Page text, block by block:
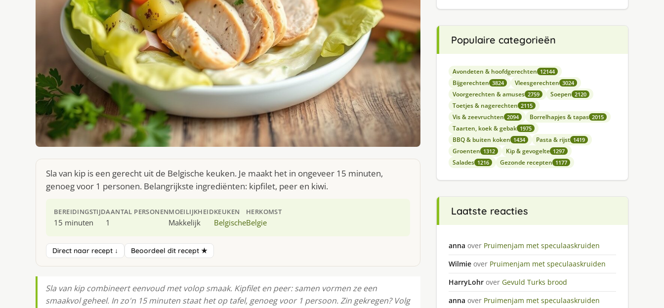
Sla van kip is een gerecht uit de Belgische keuken. Je maakt het in ongeveer 15 minuten,
genoeg voor 1 personen. Belangrijkste ingrediënten: kipfilet, peer en kiwi.
BEREIDINGSTIJD
15 minuten
AANTAL PERSONEN
1
MOEILIJKHEID
Makkelijk
KEUKEN
Belgische
HERKOMST
Belgie
Direct naar recept ↓ Beoordeel dit recept ★
Sla van kip combineert eenvoud met volop smaak. Kipfilet en peer: samen vormen ze een
smaakvol geheel. In zo'n 15 minuten staat het op tafel, genoeg voor 1 persoon. Zin gekregen? Volg
Populaire categorieën
Avondeten & hoofdgerechten 12144
Bijgerechten 3824 Vleesgerechten 3024
Voorgerechten & amuses 2759 Soepen 2120
Toetjes & nagerechten 2115
Vis & zeevruchten 2094 Borrelhapjes & tapas 2015
Taarten, koek & gebak 1975
BBQ & buiten koken 1434 Pasta & rijst 1419
Groenten 1312 Kip & gevogelte 1297
Salades 1216 Gezonde recepten 1177
Laatste reacties
anna over Pruimenjam met speculaaskruiden
Wilmie over Pruimenjam met speculaaskruiden
HarryLohr over Gevuld Turks brood
anna over Pruimenjam met speculaaskruiden